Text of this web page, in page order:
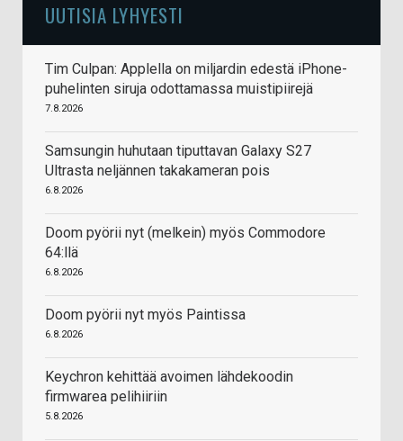
UUTISIA LYHYESTI
Tim Culpan: Applella on miljardin edestä iPhone-
puhelinten siruja odottamassa muistipiirejä
7.8.2026
Samsungin huhutaan tiputtavan Galaxy S27
Ultrasta neljännen takakameran pois
6.8.2026
Doom pyörii nyt (melkein) myös Commodore
64:llä
6.8.2026
Doom pyörii nyt myös Paintissa
6.8.2026
Keychron kehittää avoimen lähdekoodin
firmwarea pelihiiriin
5.8.2026